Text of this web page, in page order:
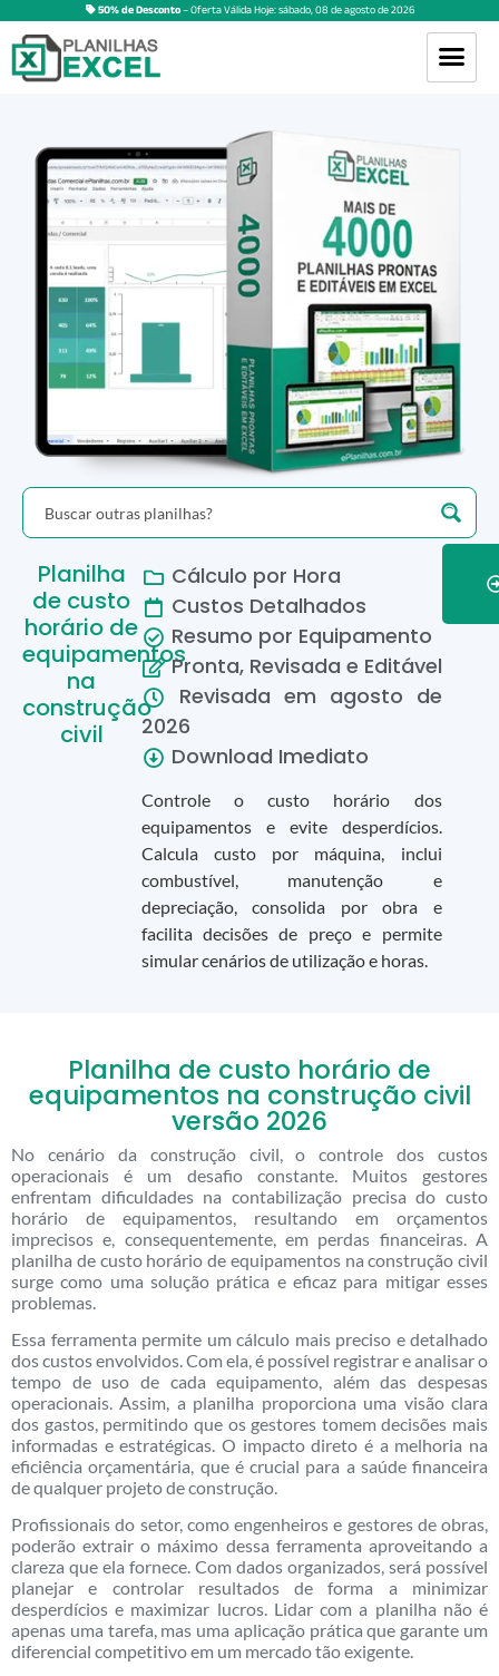
50% de Desconto– Oferta Válida Hoje:sábado,08 deagostode2026
Planilha
de custo
horário de
equipamentos
na
construção
civil
Cálculo por Hora
Custos Detalhados
Resumo por Equipamento
Pronta, Revisada e Editável
Revisada em agosto de
2026
Download Imediato
Controle o custo horário dos
equipamentos e evite desperdícios.
Calcula custo por máquina, inclui
combustível, manutenção e
depreciação, consolida por obra e
facilita decisões de preço e permite
simular cenários de utilização e horas.
Planilha de custo horário de
equipamentos na construção civil
versão 2026
No cenário da construção civil, o controle dos custos
operacionais é um desafio constante. Muitos gestores
enfrentam dificuldades na contabilização precisa do custo
horário de equipamentos, resultando em orçamentos
imprecisos e, consequentemente, em perdas financeiras. A
planilha de custo horário de equipamentos na construção civil
surge como uma solução prática e eficaz para mitigar esses
problemas.
Essa ferramenta permite um cálculo mais preciso e detalhado
dos custos envolvidos. Com ela, é possível registrar e analisar o
tempo de uso de cada equipamento, além das despesas
operacionais. Assim, a planilha proporciona uma visão clara
dos gastos, permitindo que os gestores tomem decisões mais
informadas e estratégicas. O impacto direto é a melhoria na
eficiência orçamentária, que é crucial para a saúde financeira
de qualquer projeto de construção.
Profissionais do setor, como engenheiros e gestores de obras,
poderão extrair o máximo dessa ferramenta aproveitando a
clareza que ela fornece. Com dados organizados, será possível
planejar e controlar resultados de forma a minimizar
desperdícios e maximizar lucros. Lidar com a planilha não é
apenas uma tarefa, mas uma aplicação prática que garante um
diferencial competitivo em um mercado tão exigente.